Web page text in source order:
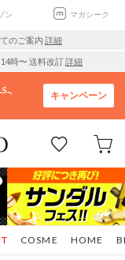
ン マガシーク
のご案内 詳細
14時〜 送料改訂詳細
キャンペーン
COSME HOME